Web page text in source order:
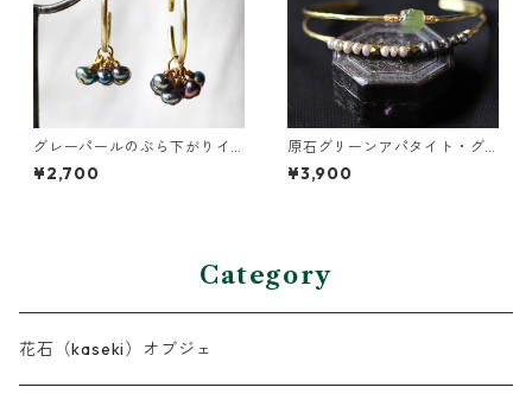
グレーパールのぶら下がりイ
ヤーカフ
¥2,700
原石グリーンアパタイト・グ
レーパールの2連バングル
¥3,900
Category
花石（kaseki）オブジェ